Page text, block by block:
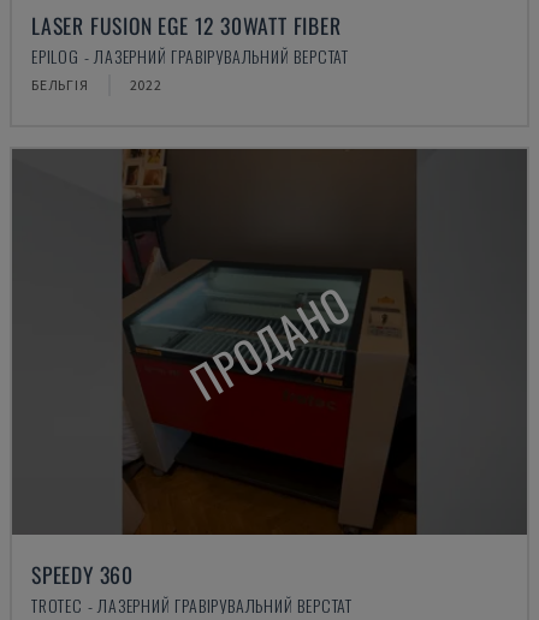
LASER FUSION EGE 12 30WATT FIBER
EPILOG - ЛАЗЕРНИЙ ГРАВІРУВАЛЬНИЙ ВЕРСТАТ
БЕЛЬГІЯ 2022
ПРОДАНО
SPEEDY 360
TROTEC - ЛАЗЕРНИЙ ГРАВІРУВАЛЬНИЙ ВЕРСТАТ